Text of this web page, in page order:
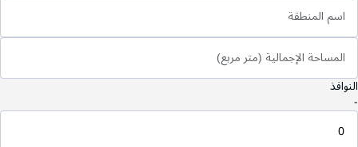
اسم المنطقة
المساحة الإجمالية (متر مربع)
النوافذ
-